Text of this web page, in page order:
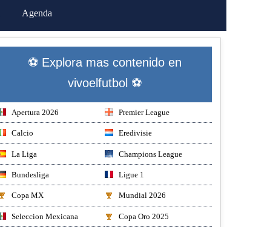
Agenda
⚽ Explora mas contenido en
vivoelfutbol ⚽
Apertura 2026 Premier League
Calcio Eredivisie
La Liga Champions League
Bundesliga Ligue 1
Copa MX Mundial 2026
Seleccion Mexicana Copa Oro 2025